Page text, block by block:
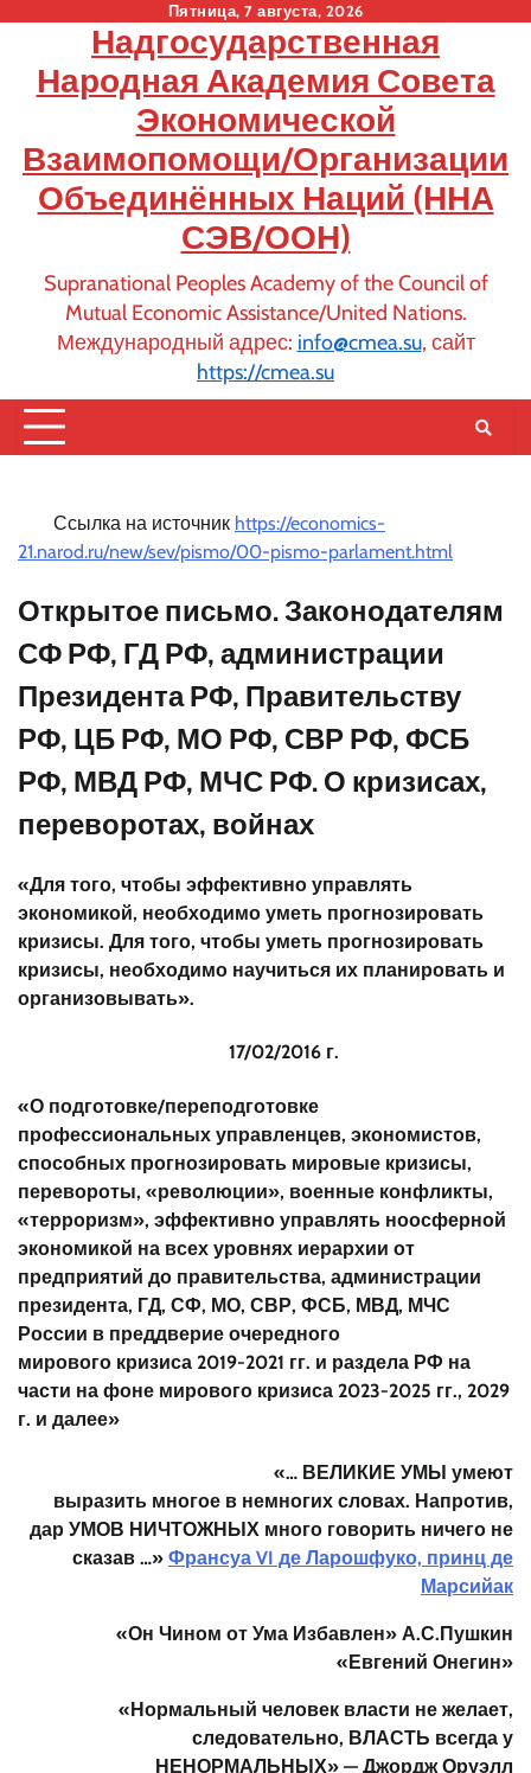
content
Пятница, 7 августа, 2026
Надгосударственная
Народная Академия Совета
Экономической
Взаимопомощи/Организации
Объединённых Наций (ННА
СЭВ/ООН)
Supranational Peoples Academy of the Council of
Mutual Economic Assistance/United Nations.
Международный адрес: info@cmea.su, сайт
https://cmea.su
Ссылка на источник https://economics-
21.narod.ru/new/sev/pismo/00-pismo-parlament.html
Открытое письмо. Законодателям
СФ РФ, ГД РФ, администрации
Президента РФ, Правительству
РФ, ЦБ РФ, МО РФ, СВР РФ, ФСБ
РФ, МВД РФ, МЧС РФ. О кризисах,
переворотах, войнах
«Для того, чтобы эффективно управлять
экономикой, необходимо уметь прогнозировать
кризисы. Для того, чтобы уметь прогнозировать
кризисы, необходимо научиться их планировать и
организовывать».
17/02/2016 г.
«О подготовке/переподготовке
профессиональных управленцев, экономистов,
способных прогнозировать мировые кризисы,
перевороты, «революции», военные конфликты,
«терроризм», эффективно управлять ноосферной
экономикой на всех уровнях иерархии от
предприятий до правительства, администрации
президента, ГД, СФ, МО, СВР, ФСБ, МВД, МЧС
России в преддверие очередного
мирового кризиса 2019-2021 гг. и раздела РФ на
части на фоне мирового кризиса 2023-2025 гг., 2029
г. и далее»
«… ВЕЛИКИЕ УМЫ умеют
выразить многое в немногих словах. Напротив,
дар УМОВ НИЧТОЖНЫХ много говорить ничего не
сказав …» Франсуа VI де Ларошфуко, принц де
Марсийак
«Он Чином от Ума Избавлен» А.С.Пушкин
«Евгений Онегин»
«Нормальный человек власти не желает,
следовательно, ВЛАСТЬ всегда у
НЕНОРМАЛЬНЫХ» — Джордж Оруэлл